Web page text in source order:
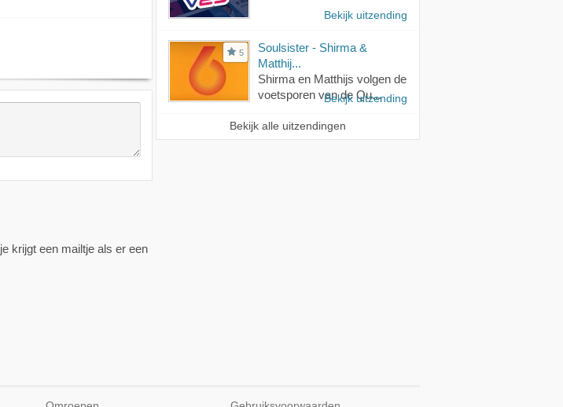
Bekijk uitzending
5
Soulsister - Shirma &
Matthij...
Shirma en Matthijs volgen de
voetsporen van de Qu...
Bekijk uitzending
Bekijk alle uitzendingen
krijgt een mailtje als er een